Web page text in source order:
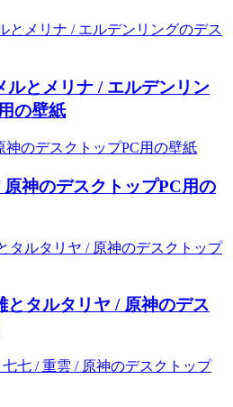
ルとメリナ / エルデンリン
の壁紙
神のデスクトップPC用の
とタルタリヤ / 原神のデス